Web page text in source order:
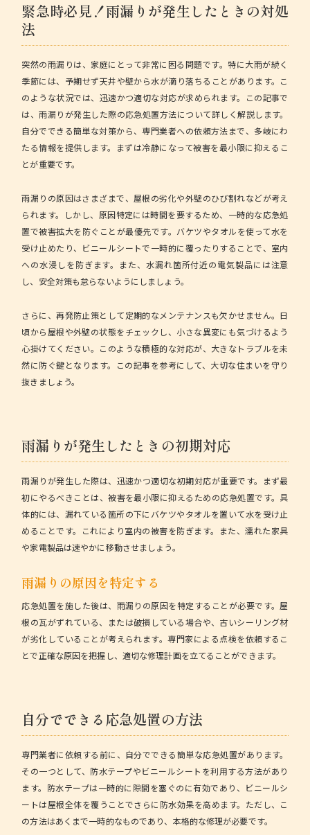
緊急時必見！雨漏りが発生したときの対処
法
突然の雨漏りは、家庭にとって非常に困る問題です。特に大雨が続く
季節には、予期せず天井や壁から水が滴り落ちることがあります。こ
のような状況では、迅速かつ適切な対応が求められます。この記事で
は、雨漏りが発生した際の応急処置方法について詳しく解説します。
自分でできる簡単な対策から、専門業者への依頼方法まで、多岐にわ
たる情報を提供します。
まずは冷静になって被害を最小限に抑えるこ
とが重要です。
雨漏りの原因はさまざまで、屋根の劣化や外壁のひび割れなどが考え
られます。しかし、原因特定には時間を要するため、一時的な応急処
置で被害拡大を防ぐことが最優先です。バケツやタオルを使って水を
受け止めたり、ビニールシートで一時的に覆ったりすることで、室内
への水浸しを防ぎます。また、水漏れ箇所付近の電気製品には注意
し、安全対策も怠らないようにしましょう。
さらに、再発防止策として定期的なメンテナンスも欠かせません。日
頃から屋根や外壁の状態をチェックし、小さな異変にも気づけるよう
心掛けてください。このような積極的な対応が、大きなトラブルを未
然に防ぐ鍵となります。この記事を参考にして、大切な住まいを守り
抜きましょう。
雨漏りが発生したときの初期対応
雨漏りが発生した際は、迅速かつ適切な初期対応が重要です。まず最
初にやるべきことは、被害を最小限に抑えるための応急処置です。具
体的には、漏れている箇所の下にバケツやタオルを置いて水を受け止
めることです。これにより室内の被害を防ぎます。また、濡れた家具
や家電製品は速やかに移動させましょう。
雨漏りの原因を特定する
応急処置を施した後は、雨漏りの原因を特定することが必要です。屋
根の瓦がずれている、または破損している場合や、古いシーリング材
が劣化していることが考えられます。専門家による点検を依頼するこ
とで正確な原因を把握し、適切な修理計画を立てることができます。
自分でできる応急処置の方法
専門業者に依頼する前に、自分でできる簡単な応急処置があります。
その一つとして、防水テープやビニールシートを利用する方法があり
ます。防水テープは一時的に隙間を塞ぐのに有効であり、ビニールシ
ートは屋根全体を覆うことでさらに防水効果を高めます。ただし、こ
の方法はあくまで一時的なものであり、本格的な修理が必要です。